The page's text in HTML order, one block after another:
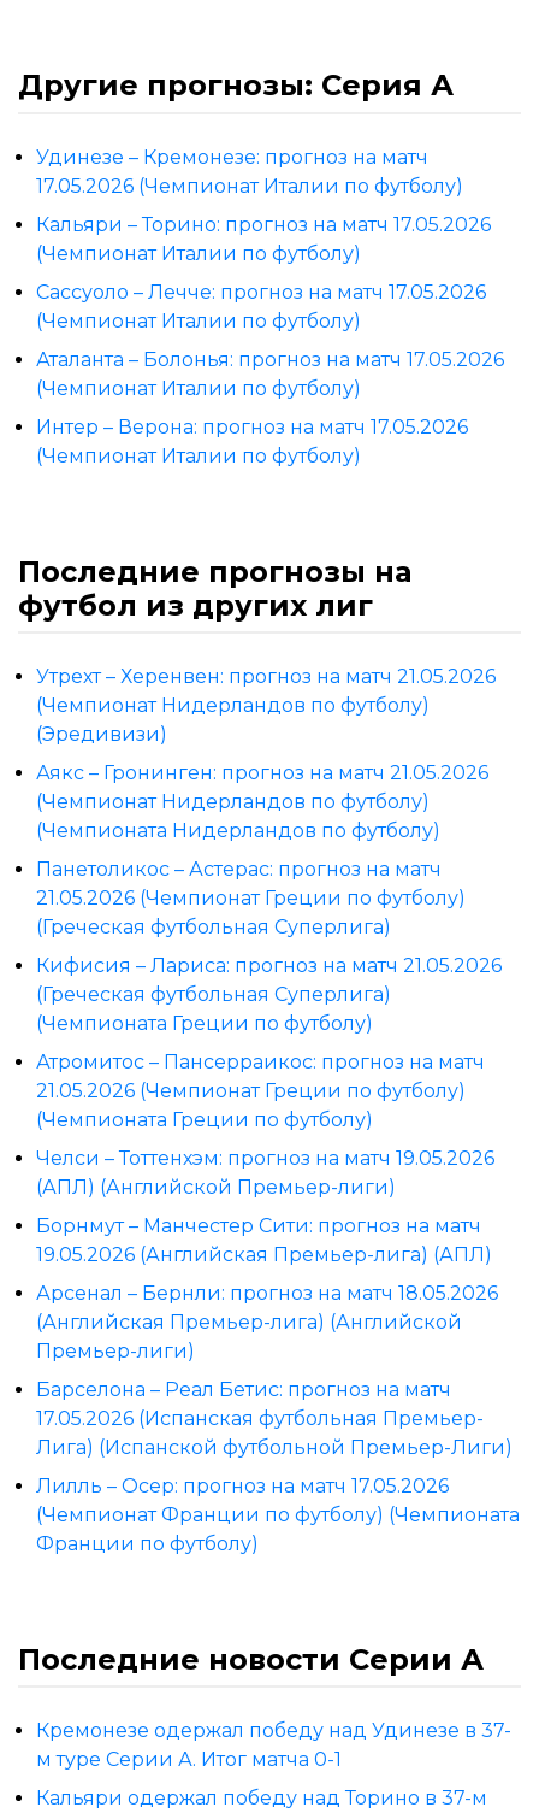
Другие прогнозы: Серия А
Удинезе – Кремонезе: прогноз на матч
17.05.2026 (Чемпионат Италии по футболу)
Кальяри – Торино: прогноз на матч 17.05.2026
(Чемпионат Италии по футболу)
Сассуоло – Лечче: прогноз на матч 17.05.2026
(Чемпионат Италии по футболу)
Аталанта – Болонья: прогноз на матч 17.05.2026
(Чемпионат Италии по футболу)
Интер – Верона: прогноз на матч 17.05.2026
(Чемпионат Италии по футболу)
Последние прогнозы на
футбол из других лиг
Утрехт – Херенвен: прогноз на матч 21.05.2026
(Чемпионат Нидерландов по футболу)
(Эредивизи)
Аякс – Гронинген: прогноз на матч 21.05.2026
(Чемпионат Нидерландов по футболу)
(Чемпионата Нидерландов по футболу)
Панетоликос – Астерас: прогноз на матч
21.05.2026 (Чемпионат Греции по футболу)
(Греческая футбольная Суперлига)
Кифисия – Лариса: прогноз на матч 21.05.2026
(Греческая футбольная Суперлига)
(Чемпионата Греции по футболу)
Атромитос – Пансерраикос: прогноз на матч
21.05.2026 (Чемпионат Греции по футболу)
(Чемпионата Греции по футболу)
Челси – Тоттенхэм: прогноз на матч 19.05.2026
(АПЛ) (Английской Премьер-лиги)
Борнмут – Манчестер Сити: прогноз на матч
19.05.2026 (Английская Премьер-лига) (АПЛ)
Арсенал – Бернли: прогноз на матч 18.05.2026
(Английская Премьер-лига) (Английской
Премьер-лиги)
Барселона – Реал Бетис: прогноз на матч
17.05.2026 (Испанская футбольная Премьер-
Лига) (Испанской футбольной Премьер-Лиги)
Лилль – Осер: прогноз на матч 17.05.2026
(Чемпионат Франции по футболу) (Чемпионата
Франции по футболу)
Последние новости Серии А
Кремонезе одержал победу над Удинезе в 37-
м туре Серии А. Итог матча 0-1
Кальяри одержал победу над Торино в 37-м